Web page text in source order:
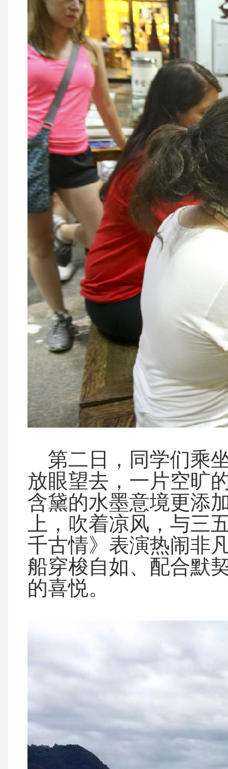
第二日，同学们乘
放眼望去，一片空旷
含黛的水墨意境更添
上，吹着凉风，与三
千古情》表演热闹非
船穿梭自如、配合默
的喜悦。